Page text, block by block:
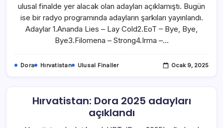
ulusal finalde yer alacak olan adayları açıklamıştı. Bugün
ise bir radyo programında adayların şarkıları yayınlandı.
Adaylar 1.Ananda Lies – Lay Cold2.EoT – Bye, Bye,
Bye3.Filomena – Strong4.Irma –…
Dora Hırvatistan Ulusal Finaller Ocak 9, 2025
Hırvatistan: Dora 2025 adayları
açıklandı